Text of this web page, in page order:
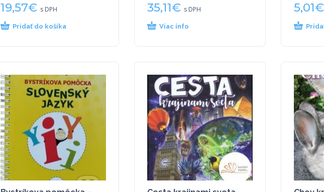
19,57€ s DPH
Pridať do košíka
35,11€ s DPH
Viac info
5,01€